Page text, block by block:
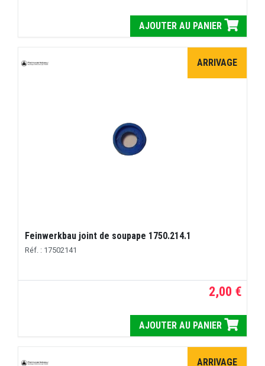
AJOUTER AU PANIER
ARRIVAGE
Feinwerkbau joint de soupape 1750.214.1
Réf. : 17502141
2,00 €
AJOUTER AU PANIER
ARRIVAGE